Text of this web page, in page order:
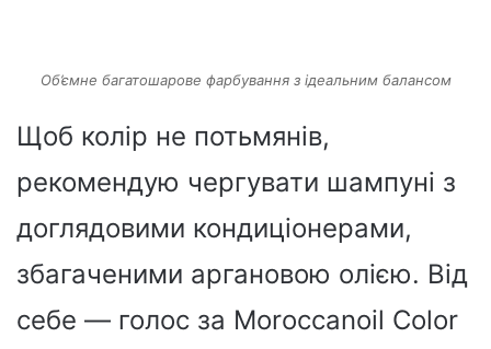
Об’ємне багатошарове фарбування з ідеальним балансом
Щоб колір не потьмянів,
рекомендую чергувати шампуні з
доглядовими кондиціонерами,
збагаченими аргановою олією. Від
себе — голос за Moroccanoil Color